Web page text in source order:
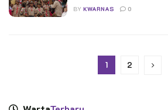
BY KWARNAS 0
1 2